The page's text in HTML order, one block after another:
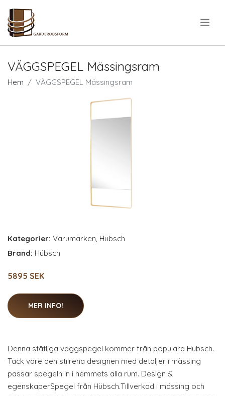
VÄGGSPEGEL Mässingsram
Hem VÄGGSPEGEL Mässingsram
Kategorier: Varumärken, Hübsch
Brand: Hübsch
5895 SEK
MER INFO!
Denna ståtliga väggspegel kommer från populära Hübsch.
Tack vare den stilrena designen med detaljer i mässing
passar spegeln in i hemmets alla rum. Design &
egenskaperSpegel från Hübsch.Tillverkad i mässing och